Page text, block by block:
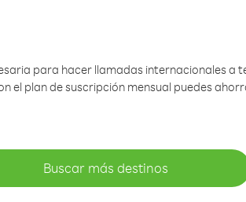
para hacer llamadas internacionales a
el plan de suscripción mensual puedes
Buscar más destinos